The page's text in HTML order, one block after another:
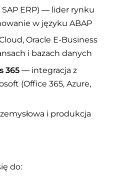
SAP ERP) — lider rynku
w języku ABAP
Oracle E-Business
i bazach danych
365 — integracja z
(Office 365, Azure,
i produkcja
do: